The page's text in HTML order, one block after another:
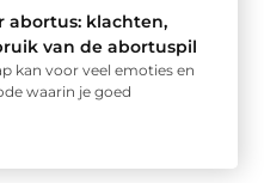
abortus: klachten,
van de abortuspil
kan voor veel emoties en
waarin je goed